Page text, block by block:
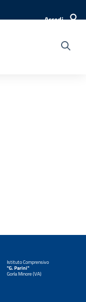
Accedi
Istituto Comprensivo
"G. Parini"
Gorla Minore (VA)